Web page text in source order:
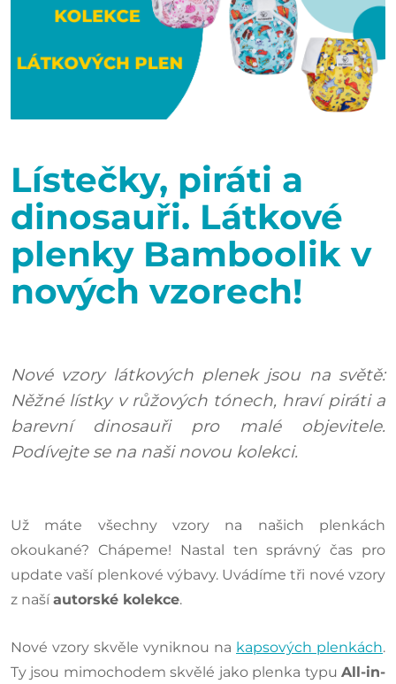
Lístečky, piráti a
dinosauři. Látkové
plenky Bamboolik v
nových vzorech!
Nové vzory látkových plenek jsou na světě:
Něžné lístky v růžových tónech, hraví piráti a
barevní dinosauři pro malé objevitele.
Podívejte se na naši novou kolekci.
Už máte všechny vzory na našich plenkách
okoukané? Chápeme! Nastal ten správný čas pro
update vaší plenkové výbavy. Uvádíme tři nové vzory
z našíautorské kolekce.
Nové vzory skvěle vyniknou na kapsových plenkách.
Ty jsou mimochodem skvělé jako plenka typu All-in-